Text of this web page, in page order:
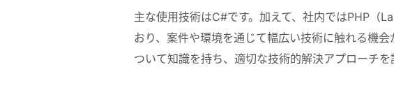
主な使用技術はC#です。加えて、社内ではPHP
おり、案件や環境を通じて幅広い技術に触れる機
ついて知識を持ち、適切な技術的解決アプローチ